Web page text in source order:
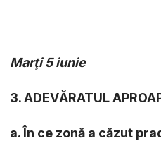
Marţi5 iunie
3. ADEVĂRATUL
a. În ce zonă a căzut